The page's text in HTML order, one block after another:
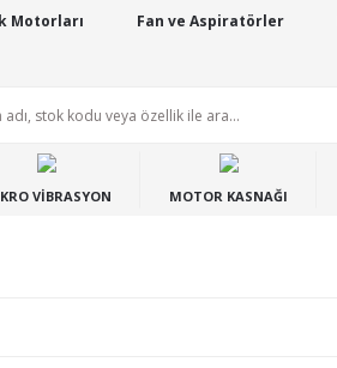
Motorları Fan ve Aspiratörler
VİBRASYON MOTOR KASNAĞI